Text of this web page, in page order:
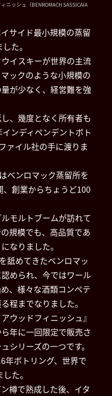
ニッシュ（BENROMACH SASSICAIA
サイド最小規模の蒸留
た。
イスキーが世界の主流
ックのような小規模の
が少なく、経営難を強
、幾度となく所有者も
ンディペンデントボト
ァイル社の手に渡りま
ベンロマック蒸留所を
創業からちょうど100
モルトブームが訪れて
規模でも、高品質であ
なりました。
舐めてきたベンロマッ
められ、今ではワール
、様々な酒類コンペテ
程までなりました。
ウッドフィニッシュ』
年に一回限定で販売さ
シリーズの一つです。
年ボトリング、世界で
た。
樽で熟成した後、イタ